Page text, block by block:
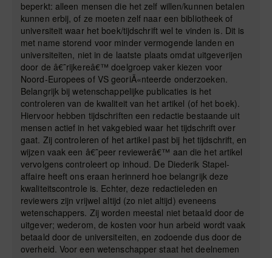
beperkt: alleen mensen die het zelf willen/kunnen betalen
kunnen erbij, of ze moeten zelf naar een bibliotheek of
universiteit waar het boek/tijdschrift wel te vinden is. Dit is
met name storend voor minder vermogende landen en
universiteiten, niet in de laatste plaats omdat uitgeverijen
door de â€˜rijkereâ€™ doelgroep vaker kiezen voor
Noord-Europees of VS georiÃ«nteerde onderzoeken.
Belangrijk bij wetenschappelijke publicaties is het
controleren van de kwaliteit van het artikel (of het boek).
Hiervoor hebben tijdschriften een redactie bestaande uit
mensen actief in het vakgebied waar het tijdschrift over
gaat. Zij controleren of het artikel past bij het tijdschrift, en
wijzen vaak een â€˜peer reviewerâ€™ aan die het artikel
vervolgens controleert op inhoud. De Diederik Stapel-
affaire heeft ons eraan herinnerd hoe belangrijk deze
kwaliteitscontrole is. Echter, deze redactieleden en
reviewers zijn vrijwel altijd (zo niet altijd) eveneens
wetenschappers. Zij worden meestal niet betaald door de
uitgever; wederom, de kosten voor hun arbeid wordt vaak
betaald door de universiteiten, en zodoende dus door de
overheid. Voor een wetenschapper staat het deelnemen